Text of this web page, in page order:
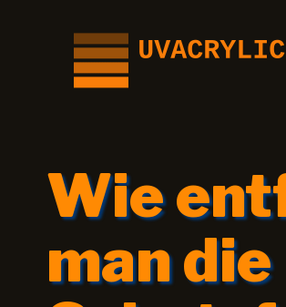
Wie
man die